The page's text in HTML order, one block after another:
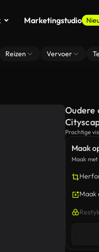
Marketingstudio
Reizen Vervoer
Maak
Maak met
Maak
Oudere
Prachtige